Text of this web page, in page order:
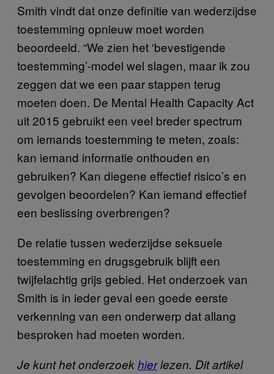
Smith vindt dat onze definitie van wederzijdse
toestemming opnieuw moet worden
beoordeeld. “We zien het ‘bevestigende
toestemming’-model wel slagen, maar ik zou
zeggen dat we een paar stappen terug
moeten doen. De Mental Health Capacity Act
uit 2015 gebruikt een veel breder spectrum
om iemands toestemming te meten, zoals:
kan iemand informatie onthouden en
gebruiken? Kan diegene effectief risico’s en
gevolgen beoordelen? Kan iemand effectief
een beslissing overbrengen?
De relatie tussen wederzijdse seksuele
toestemming en drugsgebruik blijft een
twijfelachtig grijs gebied. Het onderzoek van
Smith is in ieder geval een goede eerste
verkenning van een onderwerp dat allang
besproken had moeten worden.
Je kunt het onderzoekhierlezen. Dit artikel